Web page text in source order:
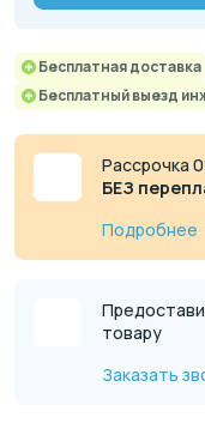
Бесплатная доставка
Бесплатный выезд
Рассрочка
БЕЗ
Подробнее
товару
Заказать